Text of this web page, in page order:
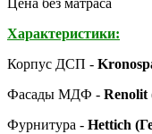
Цена без матраса
Характеристики:
Корпус ДСП -
Фасады МДФ - Renolit
Фурнитура - Hettich